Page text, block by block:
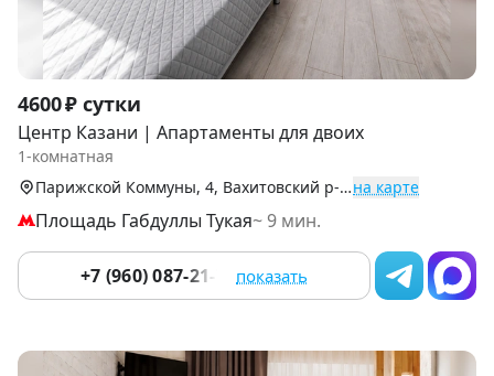
Item
1
of
4600 ₽ сутки
Центр Казани | Апартаменты для двоих
1-комнатная
Парижской Коммуны, 4, Вахитовский р-н (Центр)на карте
Площадь Габдуллы Тукая~ 9 мин.
+7 (960) 087-21-78 показать